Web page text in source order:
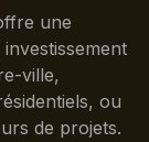
une
ville,
ou
de projets.